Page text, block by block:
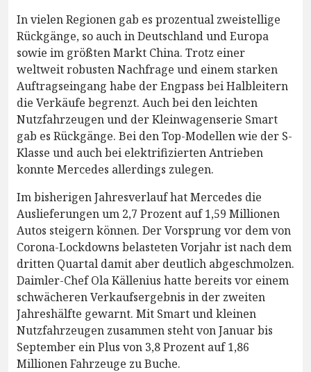
In vielen Regionen gab es prozentual zweistellige
Rückgänge, so auch in Deutschland und Europa
sowie im größten Markt China. Trotz einer
weltweit robusten Nachfrage und einem starken
Auftragseingang habe der Engpass bei Halbleitern
die Verkäufe begrenzt. Auch bei den leichten
Nutzfahrzeugen und der Kleinwagenserie Smart
gab es Rückgänge. Bei den Top-Modellen wie der S-
Klasse und auch bei elektrifizierten Antrieben
konnte Mercedes allerdings zulegen.
Im bisherigen Jahresverlauf hat Mercedes die
Auslieferungen um 2,7 Prozent auf 1,59 Millionen
Autos steigern können. Der Vorsprung vor dem von
Corona-Lockdowns belasteten Vorjahr ist nach dem
dritten Quartal damit aber deutlich abgeschmolzen.
Daimler-Chef Ola Källenius hatte bereits vor einem
schwächeren Verkaufsergebnis in der zweiten
Jahreshälfte gewarnt. Mit Smart und kleinen
Nutzfahrzeugen zusammen steht von Januar bis
September ein Plus von 3,8 Prozent auf 1,86
Millionen Fahrzeuge zu Buche.